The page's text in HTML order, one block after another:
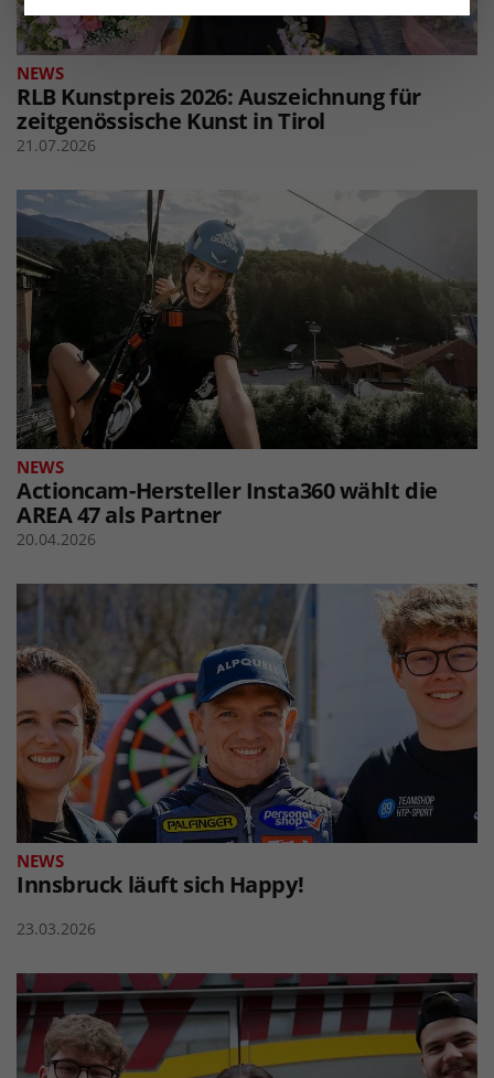
NEWS
RLB Kunstpreis 2026: Auszeichnung für
zeitgenössische Kunst in Tirol
21.07.2026
NEWS
Actioncam-Hersteller Insta360 wählt die
AREA 47 als Partner
20.04.2026
NEWS
Innsbruck läuft sich Happy!
23.03.2026